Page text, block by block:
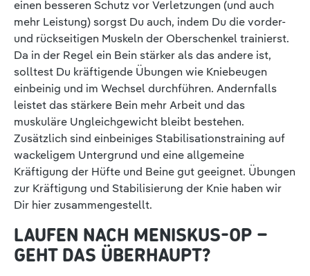
einen besseren Schutz vor Verletzungen (und auch
mehr Leistung) sorgst Du auch, indem Du die vorder-
und rückseitigen Muskeln der Oberschenkel trainierst.
Da in der Regel ein Bein stärker als das andere ist,
solltest Du kräftigende Übungen wie Kniebeugen
einbeinig und im Wechsel durchführen. Andernfalls
leistet das stärkere Bein mehr Arbeit und das
muskuläre Ungleichgewicht bleibt bestehen.
Zusätzlich sind einbeiniges Stabilisationstraining auf
wackeligem Untergrund und eine allgemeine
Kräftigung der Hüfte und Beine gut geeignet. Übungen
zur Kräftigung und Stabilisierung der Knie haben wir
Dir hier zusammengestellt.
LAUFEN NACH MENISKUS-OP –
GEHT DAS ÜBERHAUPT?